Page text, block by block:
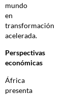
mundo
en
transformación
acelerada.
Perspectivas
económicas
África
presenta